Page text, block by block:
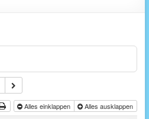
Alles einklappen Alles ausklappen